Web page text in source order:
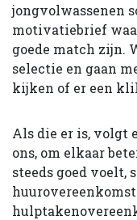
jongvolwassenen
motivatiebrief
goede match zijn.
selectie en gaan
kijken of er een
Als die er is, volgt
ons, om elkaar
steeds goed voelt,